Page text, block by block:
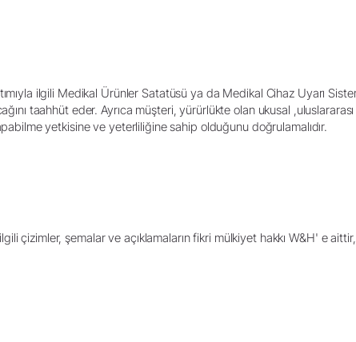
ilgili Medikal Ürünler Satatüsü ya da Medikal Cihaz Uyarı
taahhüt eder. Ayrıca müşteri, yürürlükte olan ukusal
yetkisine ve yeterliliğine sahip olduğunu doğrulamalıdır.
çizimler, şemalar ve açıklamaların fikri mülkiyet hakkı W&H' e